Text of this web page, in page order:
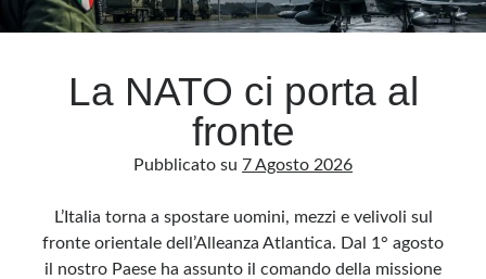
Archivio
ArchiviLa NATO ci porta al
fronte
Pubblicato su 7 Agosto 2026
L’Italia torna a spostare uomini, mezzi e velivoli sul
fronte orientale dell’Alleanza Atlantica. Dal 1° agosto
il nostro Paese ha assunto il comando della missione